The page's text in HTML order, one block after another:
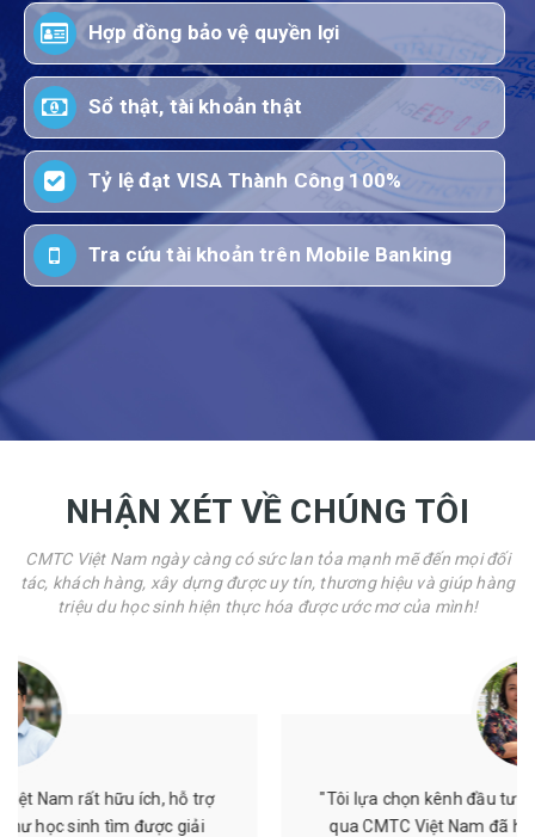
Hợp đồng bảo vệ quyền lợi
Sổ thật, tài khoản thật
Tỷ lệ đạt VISA Thành Công 100%
Tra cứu tài khoản trên Mobile Banking
NHẬN XÉT VỀ CHÚNG TÔI
CMTC Việt Nam ngày càng có sức lan tỏa mạnh mẽ đến mọi đối
tác, khách hàng, xây dựng được uy tín, thương hiệu và giúp hàng
triệu du học sinh hiện thực hóa được ước mơ của mình!
"Tôi lựa chọn kênh đầu tư hỗ trợ tài chính du học thông
qua CMTC Việt Nam đã hơn 6 năm nay và hoàn toàn